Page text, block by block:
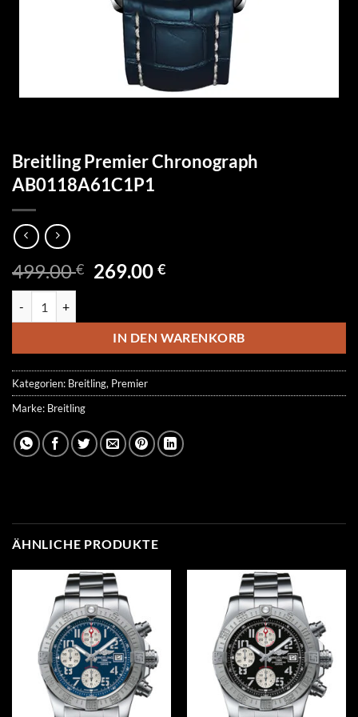
Breitling Premier Chronograph
AB0118A61C1P1
499.00€ Ursprünglicher
499.00 €
269.00€Aktueller
269.00 €.
IN DEN WARENKORB
Kategorien: Breitling, Premier
Marke: Breitling
ÄHNLICHE PRODUKTE